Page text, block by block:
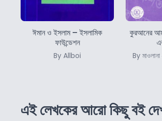
ঈমান ও ইসলাম – ইসলামিক
ফাউন্ডেশন
By Allboi
কুরআনের
By মাওলানা
এই লেখকের আরো কিছু বই